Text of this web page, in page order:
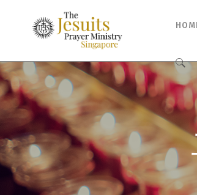
Search
for: